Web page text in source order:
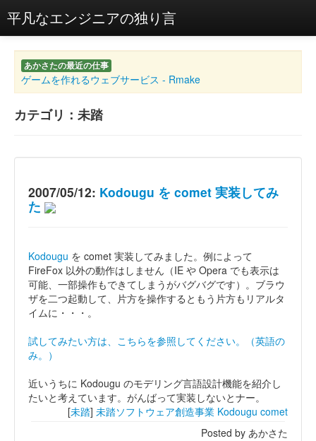
平凡なエンジニアの独り言
あかさたの最近の仕事
ゲームを作れるウェブサービス - Rmake
カテゴリ：未踏
2007/05/12: Kodougu を comet 実装してみ
た
Kodougu を comet 実装してみました。例によって
FireFox 以外の動作はしません（IE や Opera でも表示は
可能、一部操作もできてしまうがバグバグです）。ブラウ
ザを二つ起動して、片方を操作するともう片方もリアルタ
イムに・・・。
試してみたい方は、こちらを参照してください。（英語の
み。）
近いうちに Kodougu のモデリング言語設計機能を紹介し
たいと考えています。がんばって実装しないとナー。
[未踏] 未踏ソフトウェア創造事業 Kodougu comet
Posted by あかさた